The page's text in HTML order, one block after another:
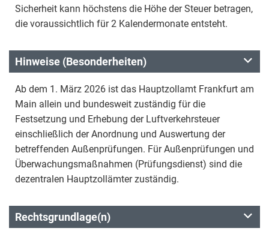
Sicherheit kann höchstens die Höhe der Steuer betragen,
die voraussichtlich für 2 Kalendermonate entsteht.
Hinweise (Besonderheiten)
Ab dem 1. März 2026 ist das Hauptzollamt Frankfurt am
Main allein und bundesweit zuständig für die
Festsetzung und Erhebung der Luftverkehrsteuer
einschließlich der Anordnung und Auswertung der
betreffenden Außenprüfungen. Für Außenprüfungen und
Überwachungsmaßnahmen (Prüfungsdienst) sind die
dezentralen Hauptzollämter zuständig.
Rechtsgrundlage(n)